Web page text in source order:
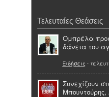
Τελευταίες Θεάσεις
Ομπρέλα
δάνεια του
Ειδήσεις -
Συνεχίζουν